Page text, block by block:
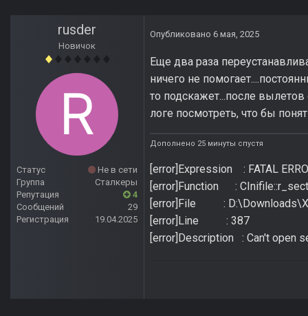
rusder
Новичок
Статус
Не в сети
Группа
Сталкеры
Репутация
4
Сообщений
29
Регистрация
19.04.2025
Опубликовано 6 мая, 2025
Еще два раза
ничего не
то подскажет...после
логе посмотреть, что бы
Дополнено 25 минуты спустя
[error]Expression : FATAL
[error]Function :
[error]File : D:\Downloads\X-
[error]Line : 387
[error]Description : Can't open